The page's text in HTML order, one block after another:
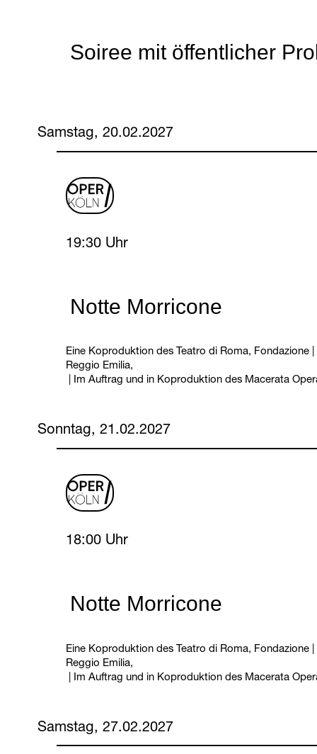
Soiree mit öffentlicher
Samstag, 20.02.2027
Notte Morricone
Eine Koproduktion des Teatro di Roma, Fondazione |
Reggio Emilia,
Im Auftrag und in Koproduktion des Macerata
Saturday, 20 February 2027
19:30 Uhr
oper
Sonntag, 21.02.2027
Notte Morricone
Eine Koproduktion des Teatro di Roma, Fondazione |
Reggio Emilia,
Im Auftrag und in Koproduktion des Macerata
Sunday, 21 February 2027
18:00 Uhr
oper
Samstag, 27.02.2027